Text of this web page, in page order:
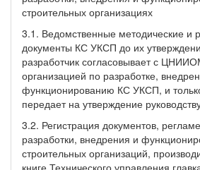
строительных организациях
3.1. Ведомственные методические и
документы КС УКСП до их
разработчик согласовывает с
организацией по разработке,
функционированию КС УКСП, и
передает на утверждение
3.2. Регистрация документов,
разработки, внедрения и
строительных организаций,
книге Технического управления